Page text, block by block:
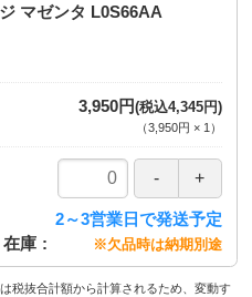
マゼンタ L0S66AA
3,950円(税込4,345円)
（3,950円 × 1 ）
在庫
2～3営業日で発送予定
※欠品時は納期別途
税抜合計額から計算されるため、変動す